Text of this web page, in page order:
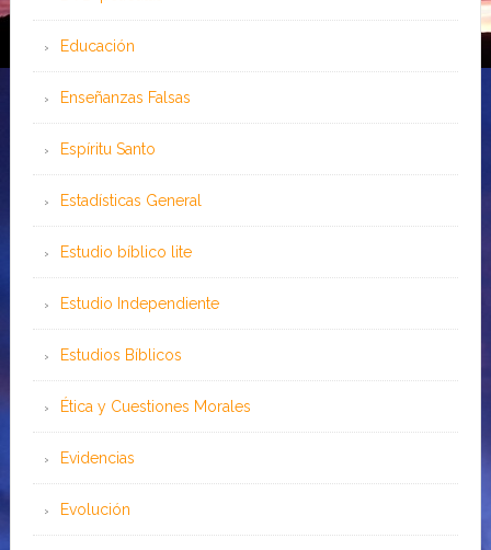
Educación
Enseñanzas Falsas
Espíritu Santo
Estadísticas General
Estudio bíblico lite
Estudio Independiente
Estudios Bíblicos
Ética y Cuestiones Morales
Evidencias
Evolución